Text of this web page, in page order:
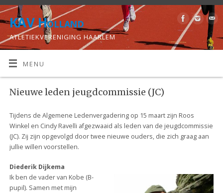
KAV Holland
ATLETIEKVERENIGING HAARLEM
MENU
Nieuwe leden jeugdcommissie (JC)
Tijdens de Algemene Ledenvergadering op 15 maart zijn Roos
Winkel en Cindy Ravelli afgezwaaid als leden van de jeugdcommissie
(JC). Zij zijn opgevolgd door twee nieuwe ouders, die zich graag aan
jullie willen voorstellen.
Diederik Dijkema
Ik ben de vader van Kobe (B-
pupil). Samen met mijn